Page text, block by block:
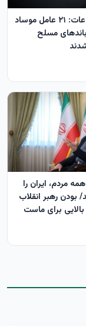
وزارت اطلاعات: ۲۱ عامل موساد
باندهای مسلح
مردم، ایران را
بودن رهبر انقلاب
برای ماست